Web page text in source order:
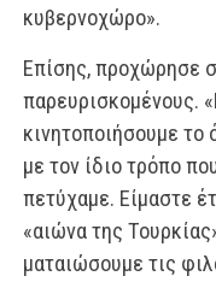
κυβερνοχώρο».
Επίσης, προχώρησε
παρευρισκομένους.
κινητοποιήσουμε το
με τον ίδιο τρόπο
πετύχαμε. Είμαστε
«αιώνα της
ματαιώσουμε τις